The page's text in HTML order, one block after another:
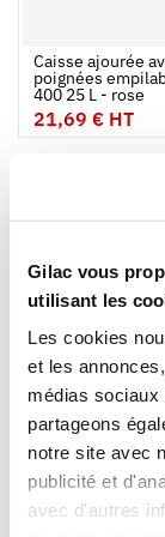
Gilac vous
utilisant les
Les cookies
et les
médias sociaux
partageons
notre site avec
publicité et
avec d'autres
Caisse ajourée
poignées
400 25 L - rose
21,69 € HT
Caisse ajourée
poignées
400 25 L - vert
21,69 € HT